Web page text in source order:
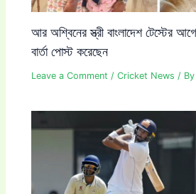
আর অশ্বিনের স্ত্রী বাংলাদেশ টেস্টের
বার্তা পোস্ট করেছেন
Leave a Comment /Cricket News /